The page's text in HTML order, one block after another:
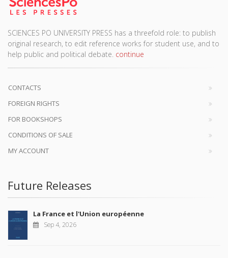
SCIENCES PO UNIVERSITY PRESS has a threefold role: to publish
original research, to edit reference works for student use, and to
help public and political debate. continue
CONTACTS
FOREIGN RIGHTS
FOR BOOKSHOPS
CONDITIONS OF SALE
MY ACCOUNT
Future Releases
La France et l'Union européenne
Sep 4, 2026